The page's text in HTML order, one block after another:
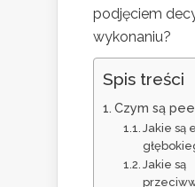
podjęciem
wykonaniu?
Spis treści
Czym są
Jakie są
Jakie są